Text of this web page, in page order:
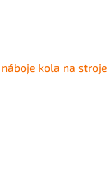
kola na stroje